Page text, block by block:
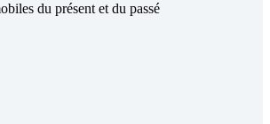
du présent et du passé